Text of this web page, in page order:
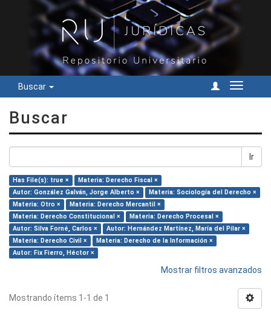
Buscar
Cambiar
Buscar
Ir
Has File(s): true ×
Materia: Derecho Fiscal ×
Autor: González Galván, Jorge Alberto ×
Materia: Sociología del Derecho ×
Materia: Otro ×
Materia: Derecho Mercantil ×
Materia: Derecho Constitucional ×
Materia: Derecho Procesal ×
Autor: Silva Forné, Carlos ×
Autor: Hernández Martínez, María del Pilar ×
Materia: Derecho Civil ×
Materia: Derecho de la Información ×
Autor: Fix Fierro, Héctor ×
Mostrar filtros avanzados
Mostrando ítems 1-1 de 1